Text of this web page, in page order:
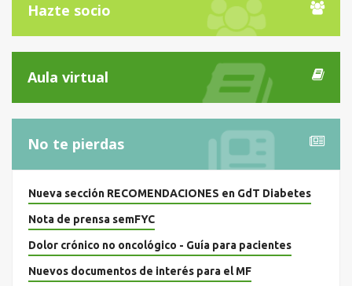
Hazte socio
Aula virtual
No te pierdas
Nueva sección RECOMENDACIONES en GdT Diabetes
Nota de prensa semFYC
Dolor crónico no oncológico - Guía para pacientes
Nuevos documentos de interés para el MF